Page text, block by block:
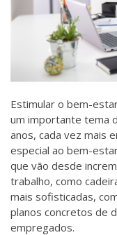
Estimular o bem-
um importante tema
anos, cada vez mais
especial ao bem-
que vão desde
trabalho, como
mais sofisticadas,
planos concretos de
empregados.